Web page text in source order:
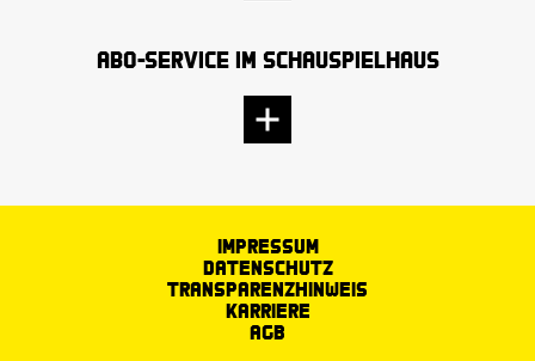
Abo-Service im Schauspielhaus
Impressum
Datenschutz
Transparenzhinweis
Karriere
AGB